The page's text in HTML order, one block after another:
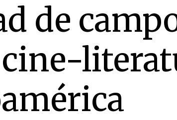
de